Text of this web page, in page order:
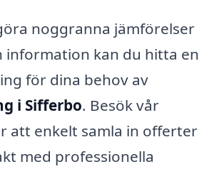
noggranna jämförelser
information kan du hitta en
för dina behov av
i Sifferbo. Besök vår
att enkelt samla in offerter
med professionella